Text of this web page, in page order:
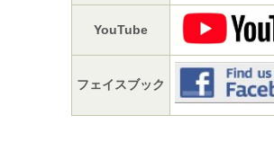
YouTube
フェイスブック